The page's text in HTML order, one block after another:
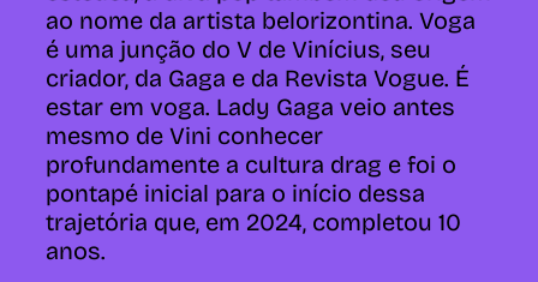
ao nome da artista belorizontina. Voga
é uma junção do V de Vinícius, seu
criador, da Gaga e da Revista Vogue. É
estar em voga. Lady Gaga veio antes
mesmo de Vini conhecer
profundamente a cultura drag e foi o
pontapé inicial para o início dessa
trajetória que, em 2024, completou 10
anos.